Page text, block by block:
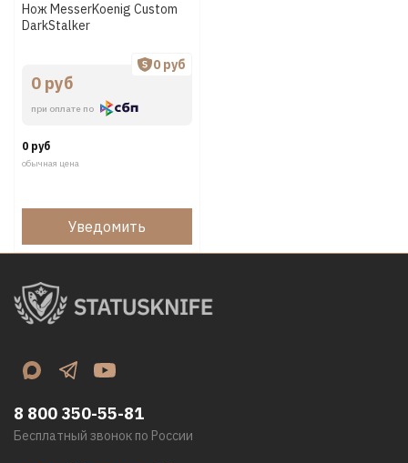
Нож MesserKoenig Custom
DarkStalker
0 руб
при оплате по
0 руб
0 руб
обычная цена
Уведомить
8 800 350-55-81
Бесплатный звонок по России